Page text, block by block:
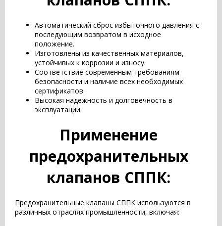
Автоматический сброс избыточного давления с
последующим возвратом в исходное
положение.
Изготовлены из качественных материалов,
устойчивых к коррозии и износу.
Соответствие современным требованиям
безопасности и наличие всех необходимых
сертификатов.
Высокая надежность и долговечность в
эксплуатации.
Применение
предохранительных
клапанов СППК:
Предохранительные клапаны СППК используются в
различных отраслях промышленности, включая: